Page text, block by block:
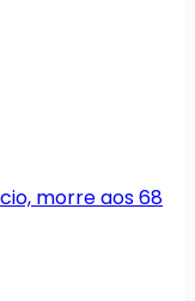
morre aos 68